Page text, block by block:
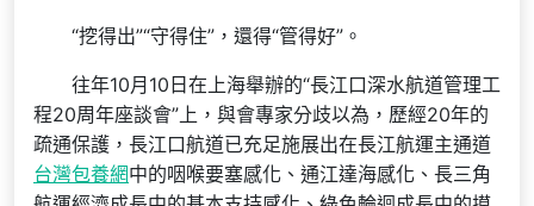
“挖得出”“守得住”，還得“管得好”。
往年10月10日在上海舉辦的“長江口深水航道管理工
程20周年座談會”上，與會專家分歧以為，歷經20年的
疏通保護，長江口航道已充足施展出在長江航運主通道
台灣包養網中的咽喉要塞感化、通江達海感化、長三角